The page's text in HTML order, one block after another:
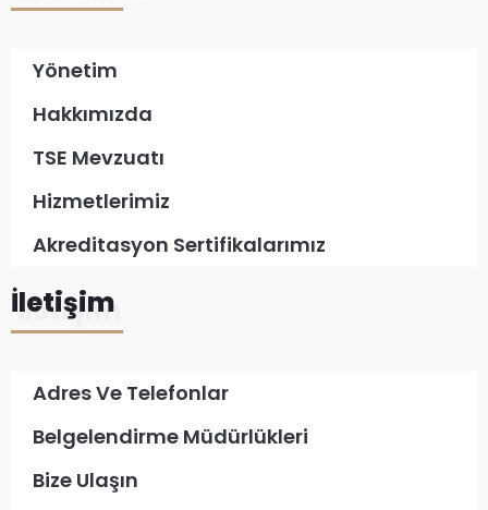
Yönetim
Hakkımızda
TSE Mevzuatı
Hizmetlerimiz
Akreditasyon Sertifikalarımız
İletişim
Adres Ve Telefonlar
Belgelendirme Müdürlükleri
Bize Ulaşın